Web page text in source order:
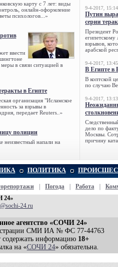
карту с 7 лет: виды
онлайн-оформление
психологов...»
ввести
в связи ситуацией в
в Египте
организация "Исламское
за взрывы в
передает Reuters..»
полиции
неизвестный напали на
9-4-2017, 15:14
Путин
серии
Президент
египетскому
взрывов,
арабской
9-4-2017, 13:45
В Египте в
В коптской
по случаю
9-4-2017, 13:13
дело по
Москвы.
причину
ПОЛИТИКА
Погода Работа
24»
24.ru
агентство «СОЧИ 24»
СМИ ИА № ФС 77-44763
содержать информацию 18+
на «СОЧИ 24» обязательна.